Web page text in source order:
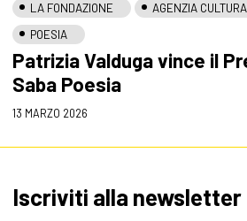
LA FONDAZIONE AGENZIA
POESIA
Patrizia Valduga vince il
Saba Poesia
13 MARZO 2026
Iscriviti alla newsletter